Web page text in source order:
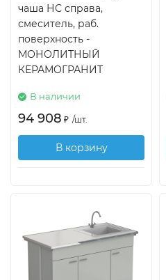
чаша НС справа,
смеситель, раб.
поверхность -
МОНОЛИТНЫЙ
КЕРАМОГРАНИТ
В наличии
94 908 ₽ /шт.
В корзину